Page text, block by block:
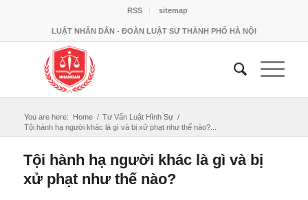
RSS sitemap
LUẬT NHÂN DÂN - ĐOÀN LUẬT SƯ THÀNH PHỐ HÀ NỘI
You are here: Home / Tư Vấn Luật Hình Sự /
Tội hành hạ người khác là gì và bị xử phạt như thế nào?...
Tội hành hạ người khác là gì và bị
xử phạt như thế nào?